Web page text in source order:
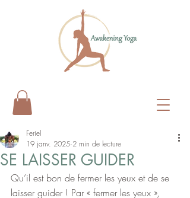
SE LAISSER GUIDER
Feriel
19 janv. 2025 2 min de lecture
Qu’il est bon de fermer les yeux et de se
laisser guider ! Par « fermer les yeux »,